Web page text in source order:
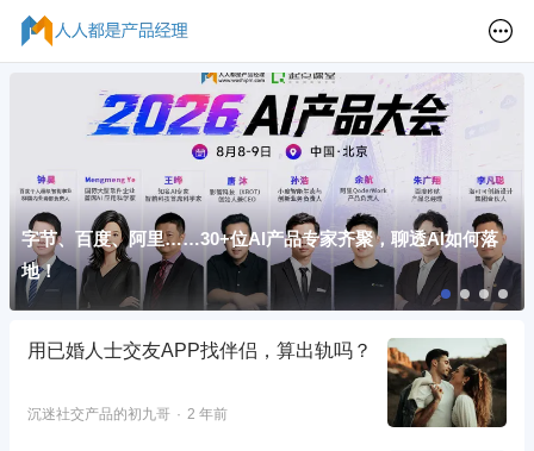
字节、百度、阿里……30+位AI产品专家齐聚，聊透AI如何落
地！
用已婚人士交友APP找伴侣，算出轨吗？
沉迷社交产品的初九哥 2 年前